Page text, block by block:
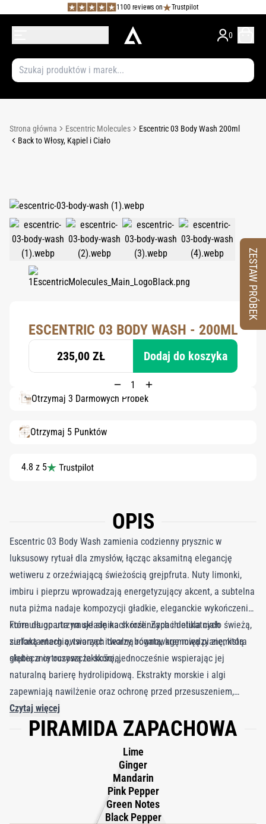
1100 reviews on Trustpilot
0
Strona główna Escentric Molecules
Escentric 03 Body Wash 200ml
Back to Włosy, Kąpiel i Ciało
ESCENTRIC 03 BODY WASH - 200ML
235,00 ZŁ Dodaj do koszyka
Otrzymaj 3 Darmowych Próbek
Otrzymaj 5 Punktów
4.8 z 5
OPIS
Escentric 03 Body Wash zamienia codzienny prysznic w
luksusowy rytuał dla zmysłów, łącząc aksamitną elegancję
wetiweru z orzeźwiającą świeżością grejpfruta. Nuty limonki,
imbiru i pieprzu wprowadzają energetyzujący akcent, a subtelna
nuta piżma nadaje kompozycji gładkie, eleganckie wykończenie,
które długo utrzymuje się na skórze. Zapach otula ciało świeżą,
zieloną energią, tworząc idealną równowagę między ziemistą
głębią a cytrusową lekkością.
Formuła oparta na składnikach roślinnych i delikatnych
surfaktantach owsianych tworzy bogatą, kremową pianę, która
skutecznie oczyszcza skórę, jednocześnie wspierając jej
naturalną barierę hydrolipidową. Ekstrakty morskie i algi
zapewniają nawilżenie oraz ochronę przed przesuszeniem,
pozostawiając skórę miękką, elastyczną i subtelnie pachnącą.
Produkt testowany dermatologicznie, nietestowany na
Body Wash wzmacnia i przedłuża rytuał zapachowy,
pozostawiając elegancki podpis Escentric Molecules na skórze
jeszcze długo po wyjściu spod prysznica.
Czytaj więcej
PIRAMIDA ZAPACHOWA
Lime
Ginger
Mandarin
Pink Pepper
Green Notes
Black Pepper
ZESTAW PRÓBEK